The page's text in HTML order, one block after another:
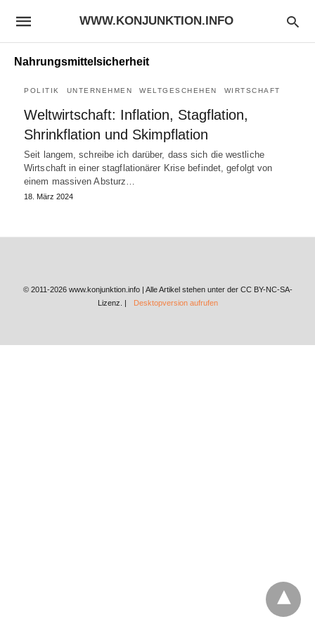
WWW.KONJUNKTION.INFO
Nahrungsmittelsicherheit
POLITIK UNTERNEHMEN WELTGESCHEHEN WIRTSCHAFT
Weltwirtschaft: Inflation, Stagflation,
Shrinkflation und Skimpflation
Seit langem, schreibe ich darüber, dass sich die westliche
Wirtschaft in einer stagflationärer Krise befindet, gefolgt von
einem massiven Absturz…
18. März 2024
© 2011-2026 www.konjunktion.info | Alle Artikel stehen unter der CC BY-NC-SA-
Lizenz. |
Desktopversion aufrufen